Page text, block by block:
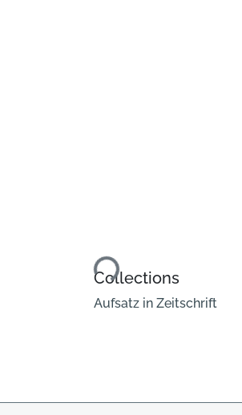
Loading...
Collections
Aufsatz in Zeitschrift